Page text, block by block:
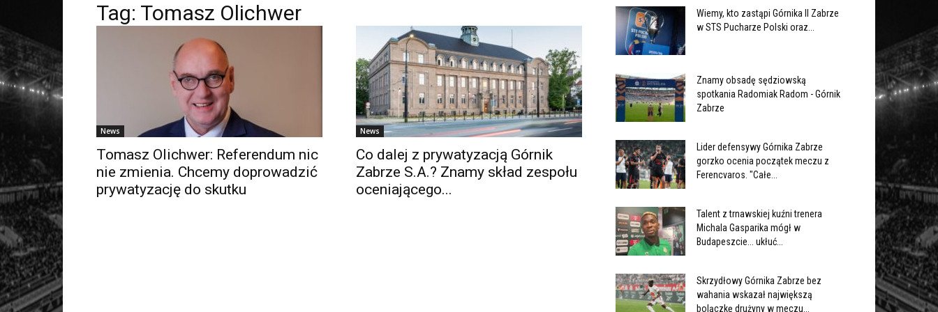
Tag: Tomasz Olichwer
News
Tomasz Olichwer: Referendum nic
nie zmienia. Chcemy doprowadzić
prywatyzację do skutku
News
Co dalej z prywatyzacją Górnik
Zabrze S.A.? Znamy skład zespołu
oceniającego...
Wiemy, kto zastąpi Górnika II Zabrze
w STS Pucharze Polski oraz...
Znamy obsadę sędziowską
spotkania Radomiak Radom - Górnik
Zabrze
Lider defensywy Górnika Zabrze
gorzko ocenia początek meczu z
Ferencvaros. "Całe...
Talent z trnawskiej kuźni trenera
Michala Gasparika mógł w
Budapeszcie... ukłuć...
Skrzydłowy Górnika Zabrze bez
wahania wskazał największą
bolączkę drużyny w meczu...